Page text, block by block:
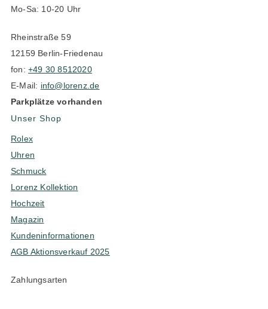
Mo-Sa: 10-20 Uhr
Rheinstraße 59
12159 Berlin-Friedenau
fon: +49 30 8512020
E-Mail: info@lorenz.de
Parkplätze vorhanden
Unser Shop
Rolex
Uhren
Schmuck
Lorenz Kollektion
Hochzeit
Magazin
Kundeninformationen
AGB Aktionsverkauf 2025
Zahlungsarten